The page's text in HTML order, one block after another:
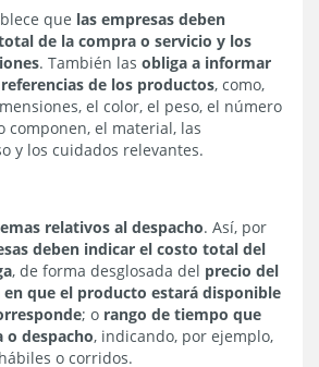
que las empresas deben
de la compra o servicio y los
. También las obliga a informar
de los productos, como,
el color, el peso, el número
componen, el material, las
y los cuidados relevantes.
relativos al despacho. Así, por
deben indicar el costo total del
, de forma desglosada del precio del
en que el producto estará disponible
; o rango de tiempo que
o despacho, indicando, por ejemplo,
o corridos.